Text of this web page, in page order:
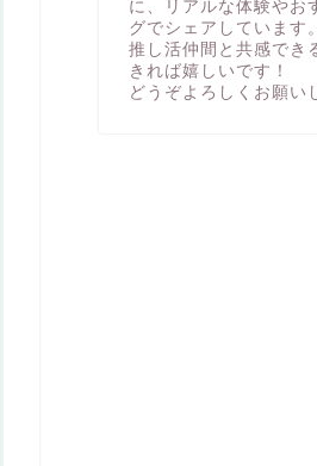
に、リアルな体験やお
グでシェアしています。
推し活仲間と共感でき
きれば嬉しいです！
どうぞよろしくお願い